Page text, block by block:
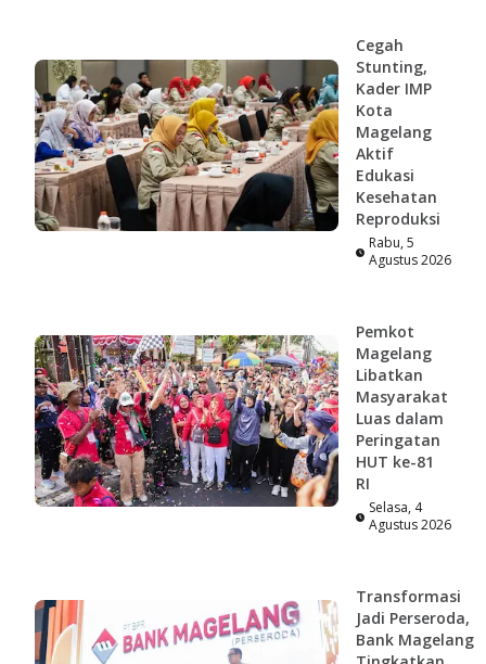
Cegah
Stunting,
Kader IMP
Kota
Magelang
Aktif
Edukasi
Kesehatan
Reproduksi
Rabu, 5
Agustus 2026
Pemkot
Magelang
Libatkan
Masyarakat
Luas dalam
Peringatan
HUT ke-81
RI
Selasa, 4
Agustus 2026
Transformasi
Jadi Perseroda,
Bank Magelang